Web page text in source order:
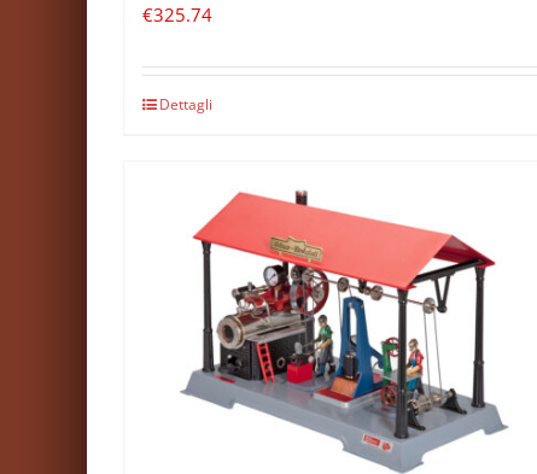
€325.74
Dettagli